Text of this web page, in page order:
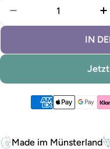
Menge für
IN
Zahlungsmethoden
Made im Münsterland